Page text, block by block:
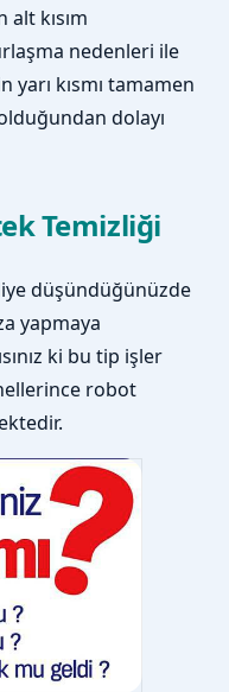
alt kısım
nedenleri ile
yarı kısmı tamamen
dolayı
Temizliği
düşündüğünüzde
yapmaya
ki bu tip işler
robot